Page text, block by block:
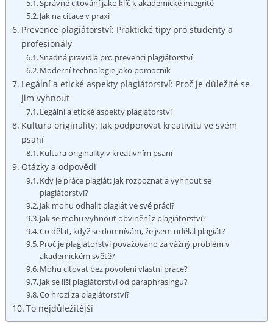
Správné citování jako klíč k akademické integritě
Jak na citace v praxi
Prevence plagiátorství: Praktické tipy pro studenty a
profesionály
Snadná pravidla pro prevenci plagiátorství
Moderní technologie jako pomocník
Legální a etické aspekty plagiátorství: Proč je důležité se
jim vyhnout
Legální a etické aspekty plagiátorství
Kultura originality: Jak podporovat kreativitu ve svém
psaní
Kultura originality v kreativním psaní
Otázky a odpovědi
Kdy je práce plagiát: Jak rozpoznat a vyhnout se
plagiátorství?
Jak mohu odhalit plagiát ve své práci?
Jak se mohu vyhnout obvinění z plagiátorství?
Co dělat, když se domnívám, že jsem udělal plagiát?
Proč je plagiátorství považováno za vážný problém v
akademickém světě?
Mohu citovat bez povolení vlastní práce?
Jak se liší plagiátorství od paraphrasingu?
Co hrozí za plagiátorství?
To nejdůležitější